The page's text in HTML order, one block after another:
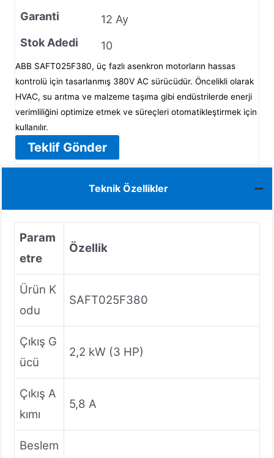
Garanti
12 Ay
Stok Adedi
10
ABB SAFT025F380, üç fazlı asenkron motorların hassas
kontrolü için tasarlanmış 380V AC sürücüdür. Öncelikli olarak
HVAC, su arıtma ve malzeme taşıma gibi endüstrilerde enerji
verimliliğini optimize etmek ve süreçleri otomatikleştirmek için
kullanılır.
Teklif Gönder
Teknik Özellikler
Param
etre
Özellik
Ürün K
odu
SAFT025F380
Çıkış G
ücü
2,2 kW (3 HP)
Çıkış A
kımı
5,8 A
Beslem